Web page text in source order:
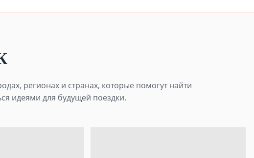
регионах и странах, которые помогут найти
идеями для будущей поездки.